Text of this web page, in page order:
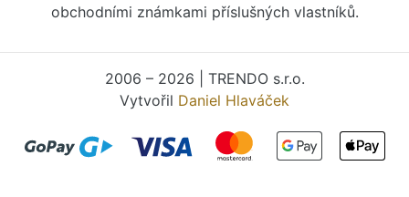
obchodními známkami příslušných vlastníků.
2006 – 2026 | TRENDO s.r.o.
Vytvořil Daniel Hlaváček